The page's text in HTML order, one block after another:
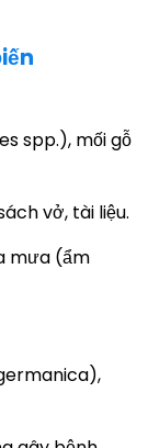
spp.), mối gỗ
vở, tài liệu.
mưa (ẩm